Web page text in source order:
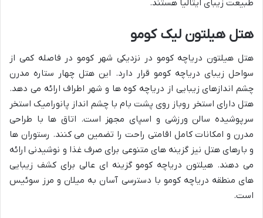
طبیعت زیبای ایتالیا هستند.
هتل هیلتون لیک کومو
هتل هیلتون دریاچه کومو در نزدیکی شهر کومو در فاصله کمی از
سواحل زیبای دریاچه کومو قرار دارد. این هتل چهار ستاره مدرن
چشم اندازهای زیبایی از دریاچه کوه ها و شهر اطراف ارائه می دهد.
هتل دارای استخر روباز روی پشت بام با چشم انداز پانورامیک استخر
سرپوشیده سالن ورزشی و اسپای مجهز است. اتاق ها با طراحی
مدرن و امکانات کامل اقامتی راحت را تضمین می کنند. رستوران ها
و بارهای هتل نیز گزینه های متنوعی برای صرف غذا و نوشیدنی ارائه
می دهند. هیلتون دریاچه کومو گزینه ای عالی برای کشف زیبایی
های منطقه دریاچه کومو با دسترسی آسان به میلان و مرز سوئیس
است.